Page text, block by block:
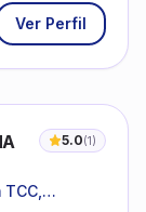
Ver Perfil
5.0(1)